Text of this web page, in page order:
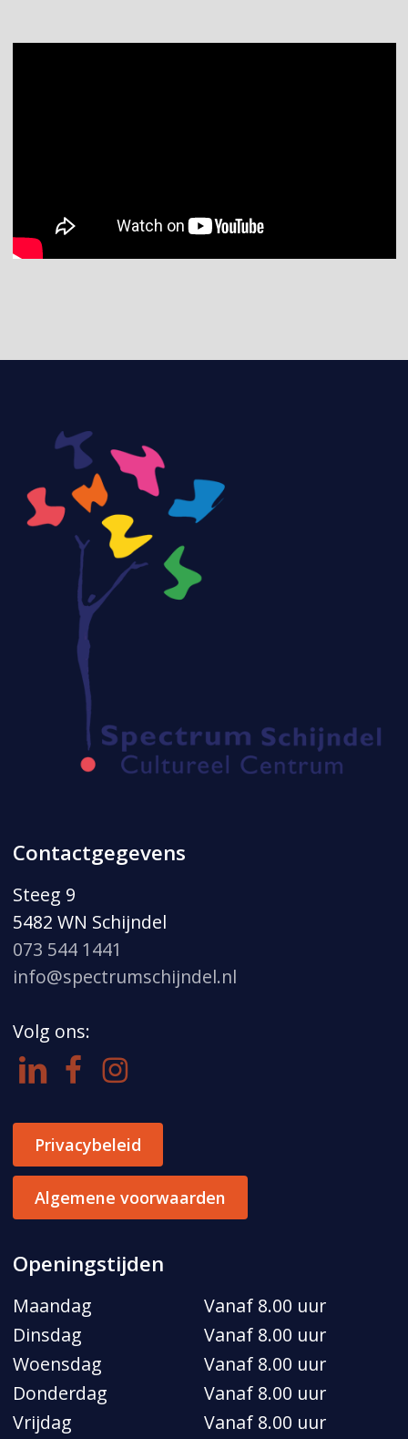
Contactgegevens
Steeg 9
5482 WN Schijndel
073 544 1441
info@spectrumschijndel.nl
Volg ons:
Privacybeleid
Algemene voorwaarden
Openingstijden
Maandag
Vanaf 8.00 uur
Dinsdag
Vanaf 8.00 uur
Woensdag
Vanaf 8.00 uur
Donderdag
Vanaf 8.00 uur
Vrijdag
Vanaf 8.00 uur